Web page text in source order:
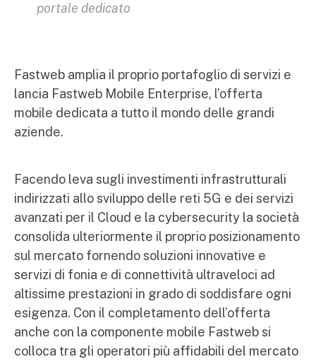
portale dedicato
Fastweb amplia il proprio portafoglio di servizi e
lancia Fastweb Mobile Enterprise, l’offerta
mobile dedicata a tutto il mondo delle grandi
aziende.
Facendo leva sugli investimenti infrastrutturali
indirizzati allo sviluppo delle reti 5G e dei servizi
avanzati per il Cloud e la cybersecurity la società
consolida ulteriormente il proprio posizionamento
sul mercato fornendo soluzioni innovative e
servizi di fonia e di connettività ultraveloci ad
altissime prestazioni in grado di soddisfare ogni
esigenza. Con il completamento dell’offerta
anche con la componente mobile Fastweb si
colloca tra gli operatori più affidabili del mercato